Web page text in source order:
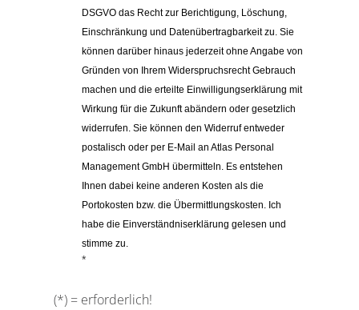
DSGVO das Recht zur Berichtigung, Löschung,
Einschränkung und Datenübertragbarkeit zu. Sie
können darüber hinaus jederzeit ohne Angabe von
Gründen von Ihrem Widerspruchsrecht Gebrauch
machen und die erteilte Einwilligungserklärung mit
Wirkung für die Zukunft abändern oder gesetzlich
widerrufen. Sie können den Widerruf entweder
postalisch oder per E-Mail an Atlas Personal
Management GmbH übermitteln. Es entstehen
Ihnen dabei keine anderen Kosten als die
Portokosten bzw. die Übermittlungskosten. Ich
habe die Einverständniserklärung gelesen und
stimme zu.
*
(*) = erforderlich!